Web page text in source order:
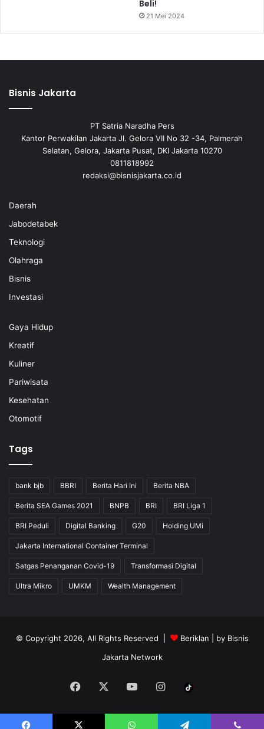
Beli!
21 Mei 2024
Bisnis Jakarta
PT Satria Naradha Pers
Kantor Perwakilan Jakarta Jl. Gelora VII No 32 -34, Palmerah
Selatan, Gelora, Jakarta Pusat, DKI Jakarta 10270
0811818992
redaksi@bisnisjakarta.co.id
Daerah
Jabodetabek
Teknologi
Olahraga
Bisnis
Investasi
Gaya Hidup
Kreatif
Kuliner
Pariwisata
Kesehatan
Otomotif
Tags
bank bjb BBRI Berita Hari Ini Berita NBA
Berita SEA Games 2021 BNPB BRI BRI Liga 1
BRI Peduli Digital Banking G20 Holding UMi
Jakarta International Container Terminal
Satgas Penanganan Covid-19 Transformasi Digital
Ultra Mikro UMKM Wealth Management
© Copyright 2026, All Rights Reserved | Beriklan | by Bisnis
Jakarta Network
Facebook YouTubeInstagram